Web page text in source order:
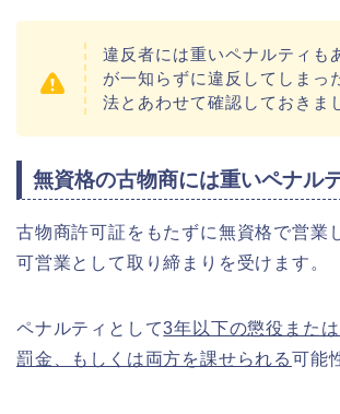
違反者には重いペナルティも
が一知らずに違反してしまっ
法とあわせて確認しておきま
無資格の古物商には重いペナル
古物商許可証をもたずに無資格で営業
可営業として取り締まりを受けます。
ペナルティとして3年以下の懲役また
罰金、もしくは両方を課せられる可能